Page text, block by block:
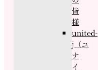
皆
様
united-
j（ユ
ナ
イ